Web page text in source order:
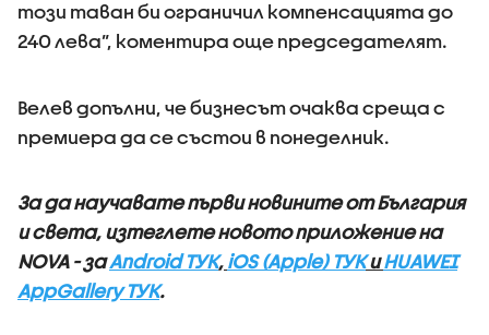
този таван би ограничил компенсацията до
240 лева”, коментира още председателят.
Велев допълни, че бизнесът очаква среща с
премиера да се състои в понеделник.
За да научавате първи новините от България
и света, изтеглете новото приложение на
NOVA - заAndroid ТУК, iOS (Apple) ТУКиHUAWEI
AppGallery ТУК.